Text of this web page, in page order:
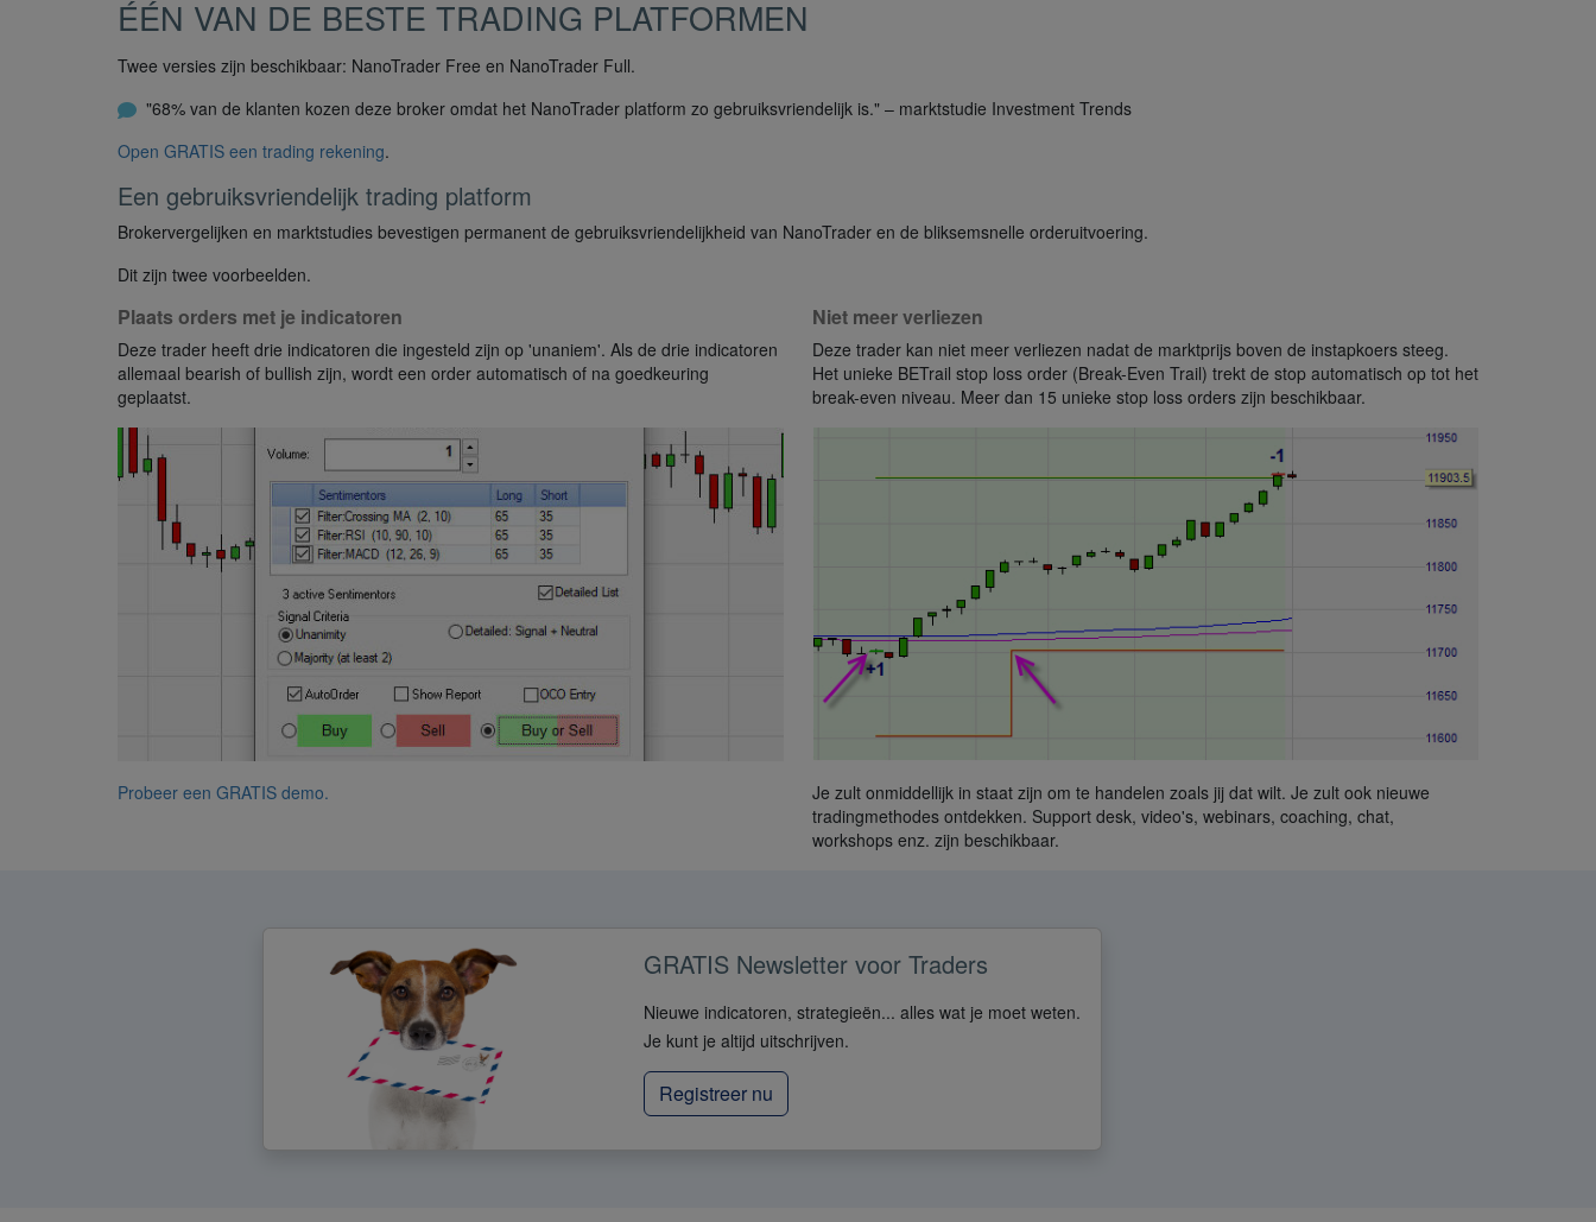
ÉÉN VAN DE BESTE TRADING PLATFORMEN
Twee versies zijn beschikbaar: NanoTrader Free en NanoTrader Full.
"68% van de klanten kozen deze broker omdat het NanoTrader platform zo gebruiksvriendelijk is." – marktstudie Investment Trends
Open GRATIS een trading rekening.
Een gebruiksvriendelijk trading platform
Brokervergelijken en marktstudies bevestigen permanent de gebruiksvriendelijkheid van NanoTrader en de bliksemsnelle orderuitvoering.
Dit zijn twee voorbeelden.
Plaats orders met je indicatoren
Deze trader heeft drie indicatoren die ingesteld zijn op 'unaniem'. Als de drie indicatoren
allemaal bearish of bullish zijn, wordt een order automatisch of na goedkeuring
geplaatst.
Probeer een GRATIS demo.
Niet meer verliezen
Deze trader kan niet meer verliezen nadat de marktprijs boven de instapkoers steeg.
Het unieke BETrail stop loss order (Break-Even Trail) trekt de stop automatisch op tot het
break-even niveau. Meer dan 15 unieke stop loss orders zijn beschikbaar.
Je zult onmiddellijk in staat zijn om te handelen zoals jij dat wilt. Je zult ook nieuwe
tradingmethodes ontdekken. Support desk, video's, webinars, coaching, chat,
workshops enz. zijn beschikbaar.
GRATIS Newsletter voor Traders
Nieuwe indicatoren, strategieën... alles wat je moet weten.
Je kunt je altijd uitschrijven.
Registreer nu